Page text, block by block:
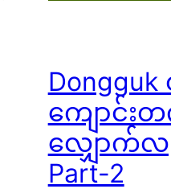
ကျောင်း
လျှောက်
Part-2